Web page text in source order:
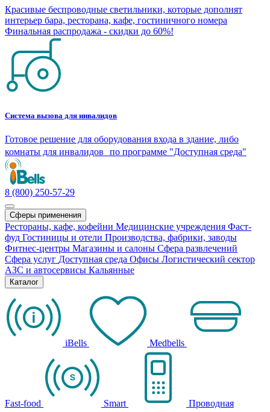
Красивые беспроводные светильники, которые дополнят
интерьер бара, ресторана, кафе, гостиничного номера
Финальная распродажа - скидки до 60%!
Система вызова для инвалидов
Готовое решение для оборудования входа в здание, либо
комнаты для инвалидов по программе "Доступная среда"
8 (800) 250-57-29
Сферы применения
Рестораны, кафе, кофейни Медицинские учреждения Фаст-
фуд Гостиницы и отели Производства, фабрики, заводы
Фитнес-центры Магазины и салоны Сфера развлечений
Сфера услуг Доступная среда Офисы Логистический сектор
АЗС и автосервисы Кальянные
Каталог
iBells Medbells
Fast-food Smart Проводная